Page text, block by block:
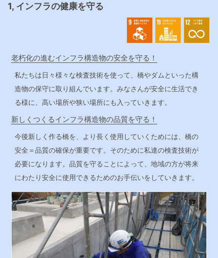
1, インフラの健康を守る
老朽化の進むインフラ構造物の安全を守る！
私たちは日々様々な検査技術を使って、橋やダムといった構
造物の保守に取り組んでいます。みなさんが安全に生活でき
る様に、高い場所や狭い場所にも入っていきます。
新しくつくるインフラ構造物の品質を守る！
今後新しく作る橋を、より長く使用していくためには、橋の
安全＝品質の確保が重要です。そのために私達の検査技術が
必要になります。品質を守ることによって、地域の方が将来
にわたり安全に使用できるためのお手伝いをしていきます。